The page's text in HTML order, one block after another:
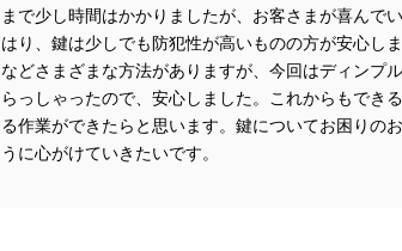
まで少し時間はかかりましたが、お客さまが喜んで
はり、鍵は少しでも防犯性が高いものの方が安心し
などさまざまな方法がありますが、今回はディンプ
らっしゃったので、安心しました。これからもでき
る作業ができたらと思います。鍵についてお困りの
うに心がけていきたいです。